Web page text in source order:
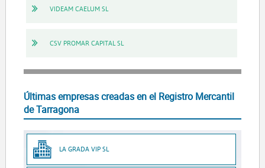
VIDEAM CAELUM SL
CSV PROMAR CAPITAL SL
Últimas empresas creadas en el Registro Mercantil
de Tarragona
LA GRADA VIP SL